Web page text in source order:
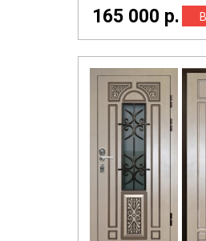
165 000 р.